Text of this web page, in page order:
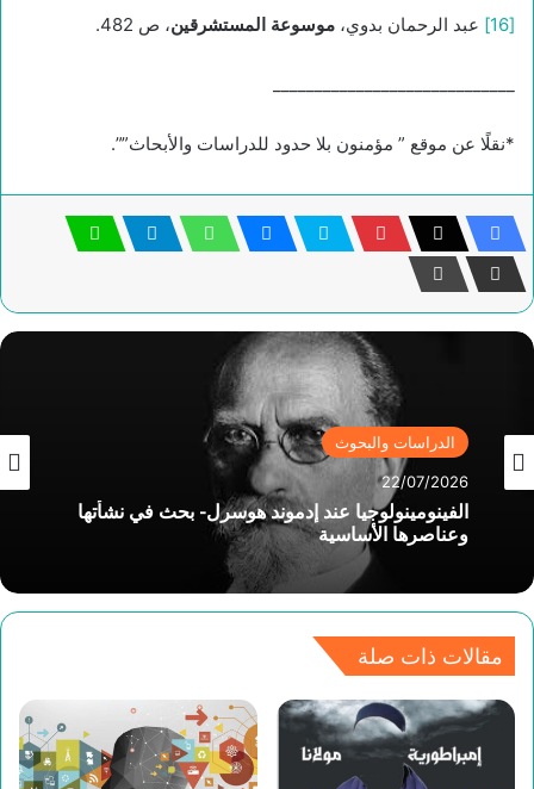
[16] عبد الرحمان بدوي، موسوعة المستشرقين، ص 482.
*نقلًا عن موقع ” مؤمنون بلا حدود للدراسات والأبحاث””.
الدراسات والبحوث
22/07/2026
الفينومينولوجيا عند إدموند هوسرل- بحث في نشأتها
وعناصرها الأساسية
الدراسات والبحوث
14/07/2026
ابن رشد والكنيسة
مقالات ذات صلة